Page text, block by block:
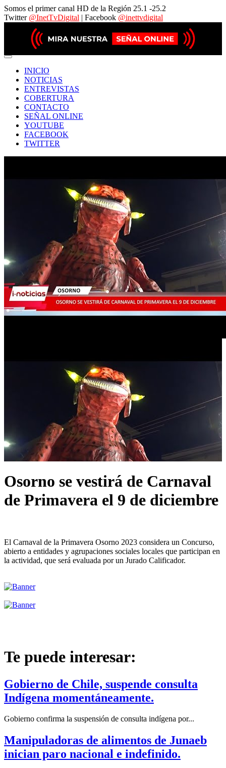
Somos el primer canal HD de la Región 25.1 -25.2
Twitter @InetTvDigital | Facebook @inettvdigital
INICIO
NOTICIAS
ENTREVISTAS
COBERTURA
CONTACTO
SEÑAL ONLINE
YOUTUBE
FACEBOOK
TWITTER
Osorno se vestirá de Carnaval
de Primavera el 9 de diciembre
El Carnaval de la Primavera Osorno 2023 considera un Concurso,
abierto a entidades y agrupaciones sociales locales que participan en
la actividad, que será evaluada por un Jurado Calificador.
Te puede interesar:
Gobierno de Chile, suspende consulta
Indígena momentáneamente.
Gobierno confirma la suspensión de consulta indígena por...
Manipuladoras de alimentos de Junaeb
inician paro nacional e indefinido.